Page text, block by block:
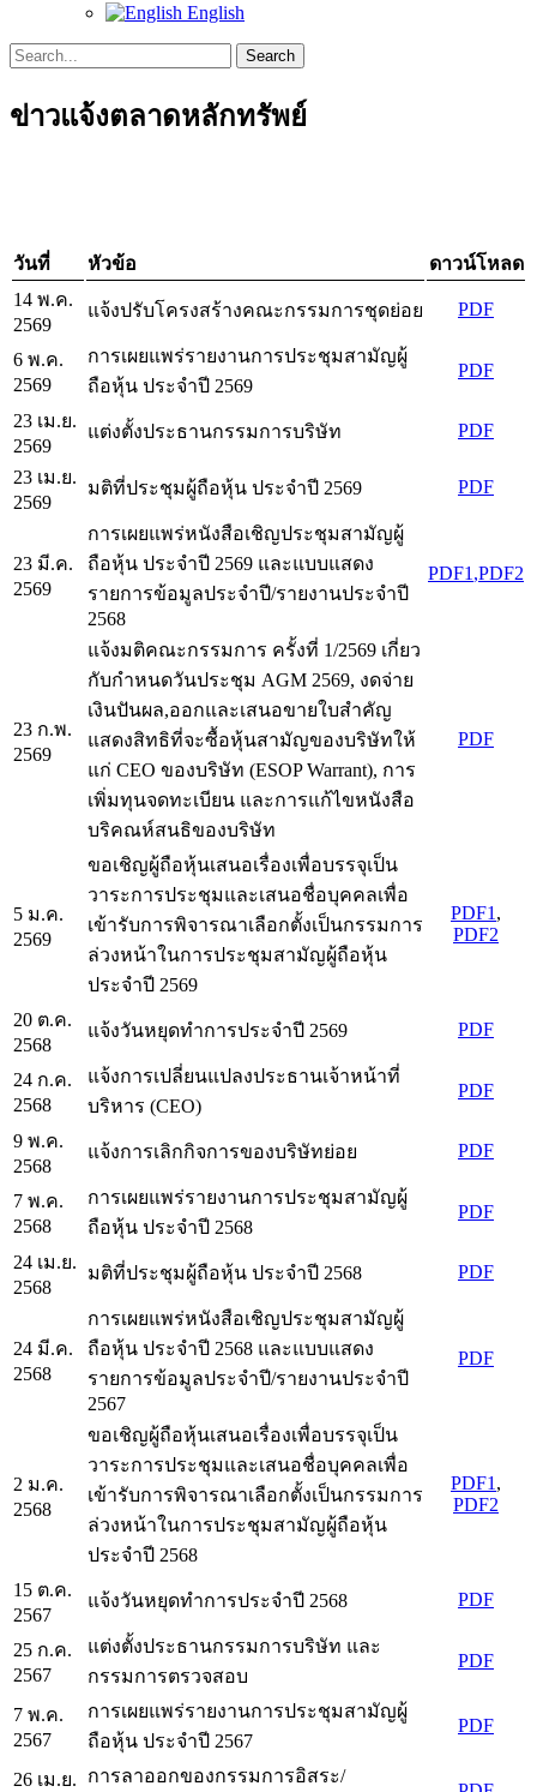
English
Search
Search
for:
ข่าวแจ้งตลาดหลักทรัพย์
วันที่ หัวข้อ
ดาวน์โหลด
14 พ.ค.
2569
แจ้งปรับโครงสร้างคณะกรรมการชุดย่อย PDF
6 พ.ค.
2569
การเผยแพร่รายงานการประชุมสามัญผู้
ถือหุ้น ประจำปี 2569
PDF
23 เม.ย.
2569
แต่งตั้งประธานกรรมการบริษัท PDF
23 เม.ย.
2569
มติที่ประชุมผู้ถือหุ้น ประจำปี 2569 PDF
23 มี.ค.
2569
การเผยแพร่หนังสือเชิญประชุมสามัญผู้
ถือหุ้น ประจำปี 2569 และแบบแสดง
รายการข้อมูลประจำปี/รายงานประจำปี
2568
PDF1 ,PDF2
23 ก.พ.
2569
แจ้งมติคณะกรรมการ ครั้งที่ 1/2569 เกี่ยว
กับกำหนดวันประชุม AGM 2569, งดจ่าย
เงินปันผล,ออกและเสนอขายใบสำคัญ
แสดงสิทธิที่จะซื้อหุ้นสามัญของบริษัทให้
แก่ CEO ของบริษัท (ESOP Warrant), การ
เพิ่มทุนจดทะเบียน และการแก้ไขหนังสือ
บริคณห์สนธิของบริษัท
PDF
5 ม.ค.
2569
ขอเชิญผู้ถือหุ้นเสนอเรื่องเพื่อบรรจุเป็น
วาระการประชุมและเสนอชื่อบุคคลเพื่อ
เข้ารับการพิจารณาเลือกตั้งเป็นกรรมการ
ล่วงหน้าในการประชุมสามัญผู้ถือหุ้น
ประจำปี 2569
PDF1 ,
PDF2
20 ต.ค.
2568
แจ้งวันหยุดทำการประจำปี 2569 PDF
24 ก.ค.
2568
แจ้งการเปลี่ยนแปลงประธานเจ้าหน้าที่
บริหาร (CEO)
PDF
9 พ.ค.
2568
แจ้งการเลิกกิจการของบริษัทย่อย PDF
7 พ.ค.
2568
การเผยแพร่รายงานการประชุมสามัญผู้
ถือหุ้น ประจำปี 2568
PDF
24 เม.ย.
2568
มติที่ประชุมผู้ถือหุ้น ประจำปี 2568 PDF
24 มี.ค.
2568
การเผยแพร่หนังสือเชิญประชุมสามัญผู้
ถือหุ้น ประจำปี 2568 และแบบแสดง
รายการข้อมูลประจำปี/รายงานประจำปี
2567
PDF
2 ม.ค.
2568
ขอเชิญผู้ถือหุ้นเสนอเรื่องเพื่อบรรจุเป็น
วาระการประชุมและเสนอชื่อบุคคลเพื่อ
เข้ารับการพิจารณาเลือกตั้งเป็นกรรมการ
ล่วงหน้าในการประชุมสามัญผู้ถือหุ้น
ประจำปี 2568
PDF1 ,
PDF2
15 ต.ค.
2567
แจ้งวันหยุดทำการประจำปี 2568 PDF
25 ก.ค.
2567
แต่งตั้งประธานกรรมการบริษัท และ
กรรมการตรวจสอบ
PDF
7 พ.ค.
2567
การเผยแพร่รายงานการประชุมสามัญผู้
ถือหุ้น ประจำปี 2567
PDF
26 เม.ย. การลาออกของกรรมการอิสระ/